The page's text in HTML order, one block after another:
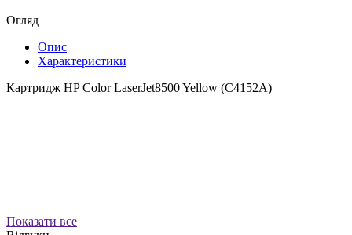
Огляд
Опис
Характеристики
Картридж HP Color LaserJet8500 Yellow (C4152A)
Показати все